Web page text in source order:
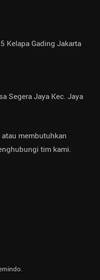
Kelapa Gading Jakarta
Segera Jaya Kec. Jaya
membutuhkan
tim kami.